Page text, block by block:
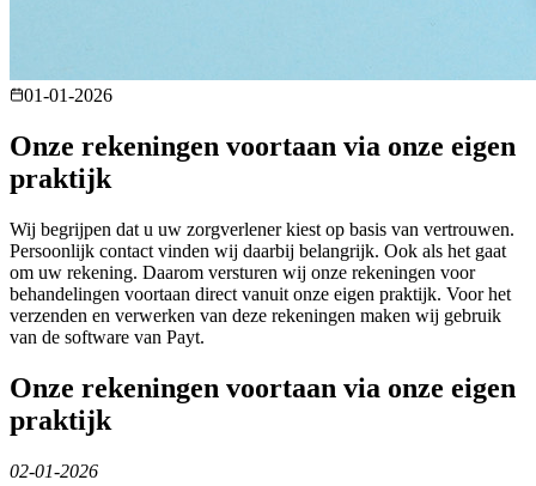
01-01-2026
Onze rekeningen voortaan via onze eigen
praktijk
Wij begrijpen dat u uw zorgverlener kiest op basis van vertrouwen.
Persoonlijk contact vinden wij daarbij belangrijk. Ook als het gaat
om uw rekening. Daarom versturen wij onze rekeningen voor
behandelingen voortaan direct vanuit onze eigen praktijk. Voor het
verzenden en verwerken van deze rekeningen maken wij gebruik
van de software van Payt.
Onze rekeningen voortaan via onze eigen
praktijk
02-01-2026